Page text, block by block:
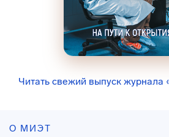
Читать свежий выпуск
О МИЭТ